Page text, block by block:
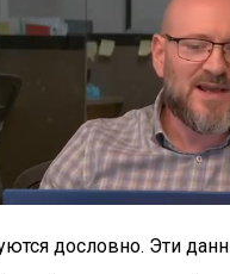
дословно. Эти